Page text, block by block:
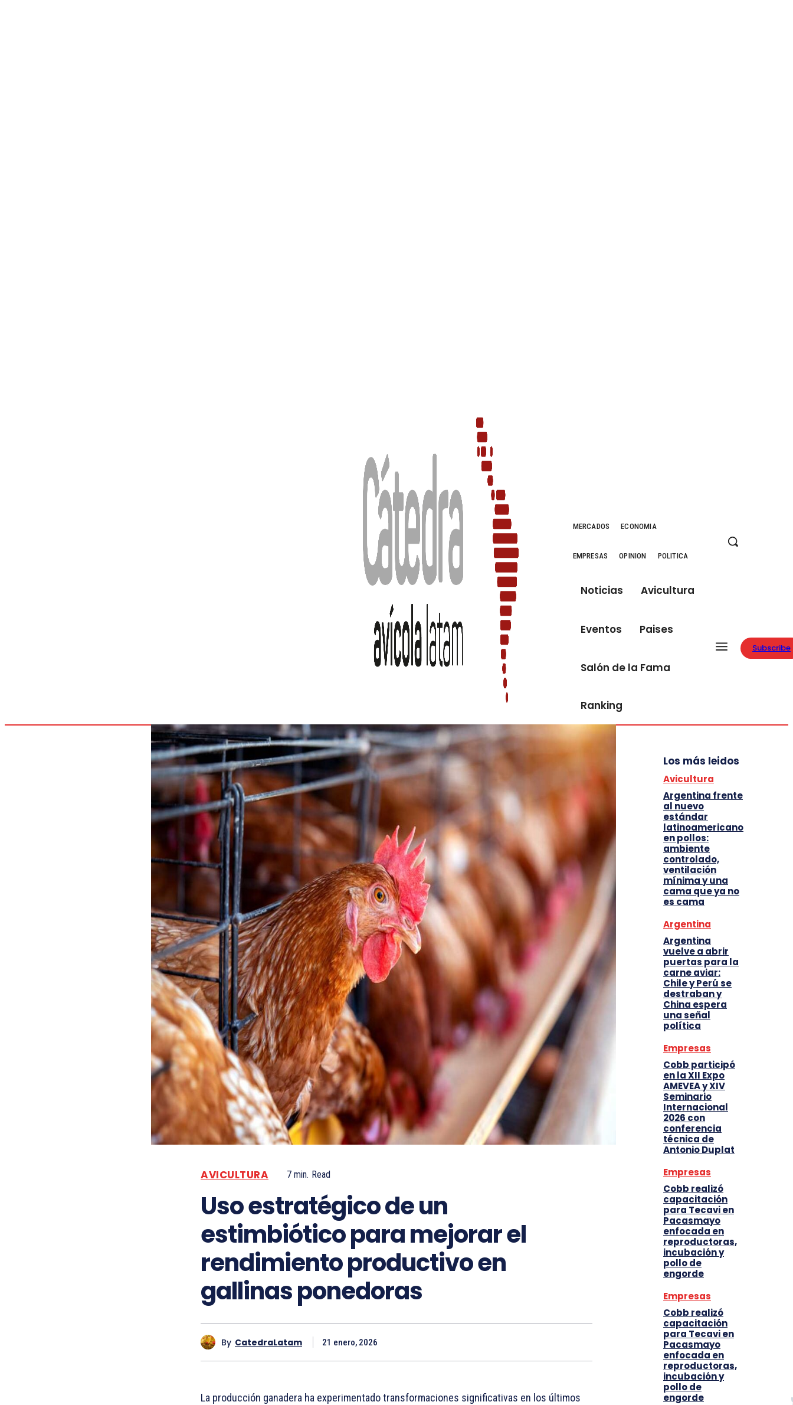
MERCADOS ECONOMIA
EMPRESAS OPINION POLITICA
Noticias Avicultura
Eventos Paises
Salón de la Fama
Ranking
Subscribe
AVICULTURA 7 min. Read
Uso estratégico de un
estimbiótico para mejorar el
rendimiento productivo en
gallinas ponedoras
By CatedraLatam 21 enero, 2026
La producción ganadera ha experimentado transformaciones significativas en los últimos
Los más leidos
Avicultura
Argentina frente
al nuevo
estándar
latinoamericano
en pollos:
ambiente
controlado,
ventilación
mínima y una
cama que ya no
es cama
Argentina
Argentina
vuelve a abrir
puertas para la
carne aviar:
Chile y Perú se
destraban y
China espera
una señal
política
Empresas
Cobb participó
en la XII Expo
AMEVEA y XIV
Seminario
Internacional
2026 con
conferencia
técnica de
Antonio Duplat
Empresas
Cobb realizó
capacitación
para Tecavi en
Pacasmayo
enfocada en
reproductoras,
incubación y
pollo de
engorde
Empresas
Cobb realizó
capacitación
para Tecavi en
Pacasmayo
enfocada en
reproductoras,
incubación y
pollo de
engorde